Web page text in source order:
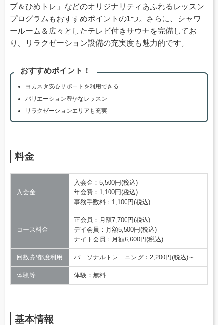
プ＆ひめトレ」などのオリジナリティあふれるレッスン
プログラムもおすすめポイントの1つ。さらに、シャワ
ールーム＆広々としたテレビ付きサウナを完備してお
り、リラクゼーション設備の充実度も魅力的です。
おすすめポイント！
ヨカスタ安心サポートを利用できる
バリエーション豊かなレッスン
リラクゼーションエリアも充実
料金
入会金
入会金：5,500円(税込)
年会費：1,100円(税込)
事務手数料：1,100円(税込)
コース料金
正会員：月額7,700円(税込)
デイ会員：月額5,500円(税込)
ナイト会員：月額6,600円(税込)
回数券/都度利用 パーソナルトレーニング：2,200円(税込)～
体験等 体験：無料
基本情報